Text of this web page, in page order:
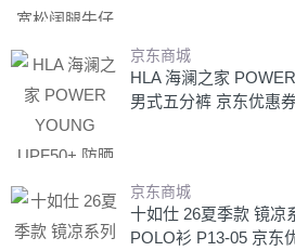
京东商城
HLA 海澜之家
男式五分裤 京东优惠
京东商城
十如仕 26夏季款 镜凉
POLO衫 P13-05 京东